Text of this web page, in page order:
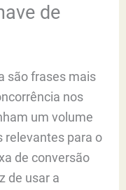
de
são frases mais
nos
um volume
relevantes para o
de conversão
de usar a